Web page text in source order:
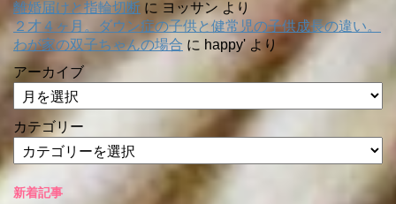
離婚届けと指輪切断 に ヨッサン より
２才４ヶ月。ダウン症の子供と健常児の子供成長の違い。
わが家の双子ちゃんの場合 に happy' より
アーカイブ
カテゴリー
新着記事